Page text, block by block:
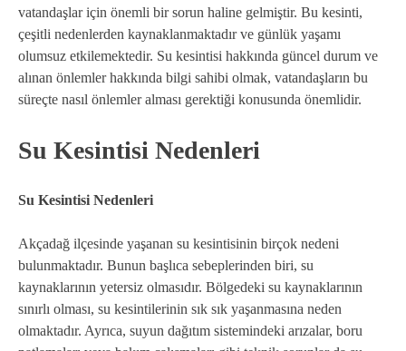
vatandaşlar için önemli bir sorun haline gelmiştir. Bu kesinti,
çeşitli nedenlerden kaynaklanmaktadır ve günlük yaşamı
olumsuz etkilemektedir. Su kesintisi hakkında güncel durum ve
alınan önlemler hakkında bilgi sahibi olmak, vatandaşların bu
süreçte nasıl önlemler alması gerektiği konusunda önemlidir.
Su Kesintisi Nedenleri
Su Kesintisi Nedenleri
Akçadağ ilçesinde yaşanan su kesintisinin birçok nedeni
bulunmaktadır. Bunun başlıca sebeplerinden biri, su
kaynaklarının yetersiz olmasıdır. Bölgedeki su kaynaklarının
sınırlı olması, su kesintilerinin sık sık yaşanmasına neden
olmaktadır. Ayrıca, suyun dağıtım sistemindeki arızalar, boru